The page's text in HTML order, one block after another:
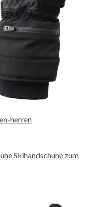
Skihandschuhe zum